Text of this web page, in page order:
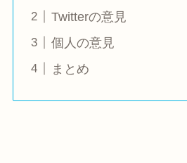
Twitterの意見
個人の意見
まとめ